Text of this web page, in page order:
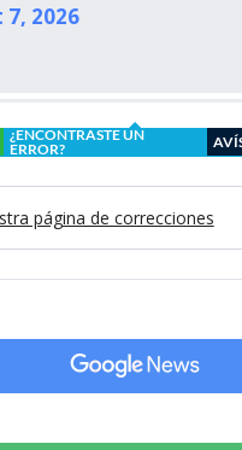
2026
¿ENCONTRASTE UN
ERROR?
página de correcciones